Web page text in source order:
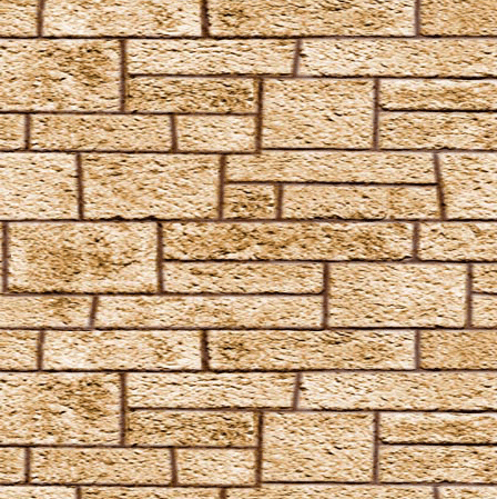
Confringo
Confundo
Dämonenfeuer
Defodio
Densaugeo
Deprimo
Descendo
Draconifors
Ebublio
Emuvilus
Engorgio Skullus
Entomorphis
Everte Statum
Expellimellius
Expulso
Flagrante
Flederwichtfluch
Flipendo
Fracto Strata
Fulgari
Furnunculus
Glacius
Inanimatus
Konjunktivitis-Fluch
Lacarnum Inflamari
Langlock
Legilimens
Levicorpus
Locomotor Wibbly
Magicus Extremos